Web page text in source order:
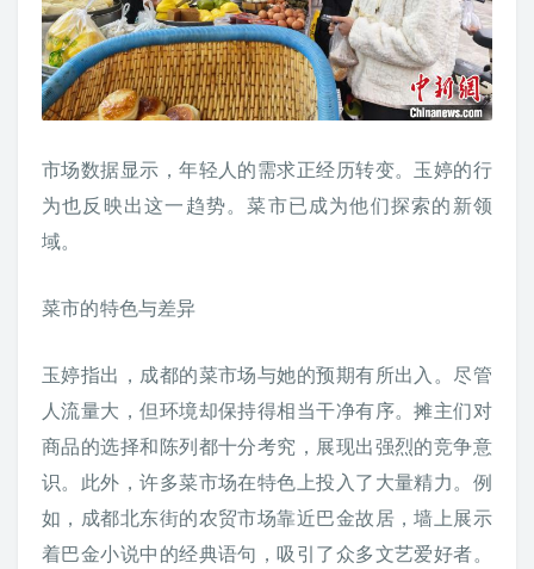
市场数据显示，年轻人的需求正经历转变。玉婷的行
为也反映出这一趋势。菜市已成为他们探索的新领
域。
菜市的特色与差异
玉婷指出，成都的菜市场与她的预期有所出入。尽管
人流量大，但环境却保持得相当干净有序。摊主们对
商品的选择和陈列都十分考究，展现出强烈的竞争意
识。此外，许多菜市场在特色上投入了大量精力。例
如，成都北东街的农贸市场靠近巴金故居，墙上展示
着巴金小说中的经典语句，吸引了众多文艺爱好者。